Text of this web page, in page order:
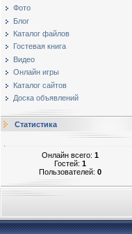
Фото
Блог
Каталог файлов
Гостевая книга
Видео
Онлайн игры
Каталог сайтов
Доска объявлений
Статистика
Онлайн всего: 1
Гостей: 1
Пользователей: 0